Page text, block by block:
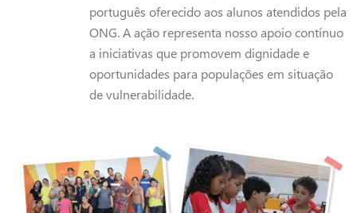
português oferecido aos alunos atendidos pela
ONG. A ação representa nosso apoio contínuo
a iniciativas que promovem dignidade e
oportunidades para populações em situação
de vulnerabilidade.